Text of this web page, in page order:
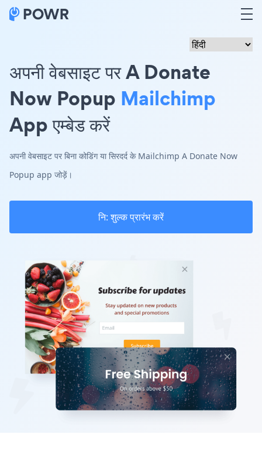
अपनी वेबसाइट पर A Donate
Now Popup Mailchimp
App एम्बेड करें
अपनी वेबसाइट पर बिना कोडिंग या सिरदर्द के Mailchimp A Donate Now
Popup app जोड़ें।
नि: शुल्क प्रारंभ करें